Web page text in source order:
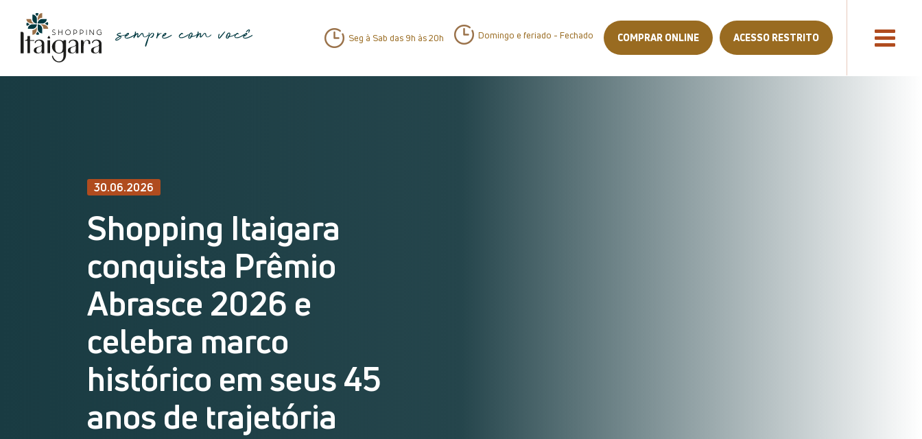
Seg à Sab das 9h às 20h Domingo e feriado - Fechado COMPRAR ONLINE ACESSO RESTRITO
30.06.2026
Shopping Itaigara
conquista Prêmio
Abrasce 2026 e
celebra marco
histórico em seus 45
anos de trajetória